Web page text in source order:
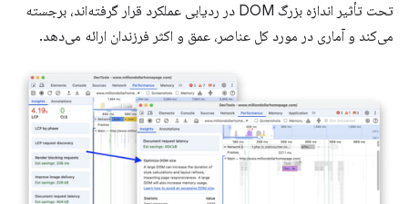
تحت تأثیر اندازه بزرگ DOM در ردیابی عملکرد قرار گرفته‌اند، برجسته
می‌کند و آماری در مورد کل عناصر، عمق و اکثر فرزندان ارائه می‌دهد.